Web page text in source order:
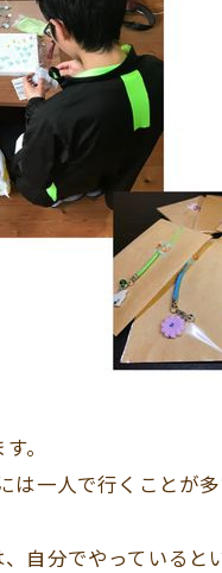
。
は一人で行くことが
自分でやっていると